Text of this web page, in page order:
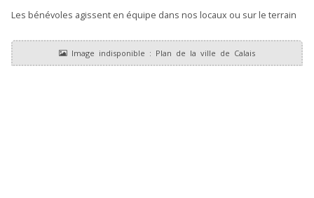
Les bénévoles agissent en équipe dans nos locaux ou sur le terrain